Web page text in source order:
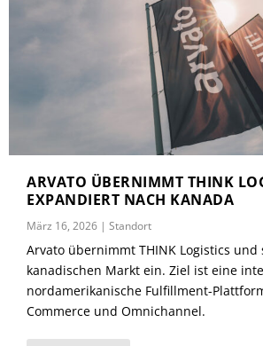
ARVATO ÜBERNIMMT THINK
EXPANDIERT NACH KANADA
März 16, 2026 |Standort
Arvato übernimmt THINK Logistics
kanadischen Markt ein. Ziel ist eine
nordamerikanische Fulfillment-
Commerce und Omnichannel.